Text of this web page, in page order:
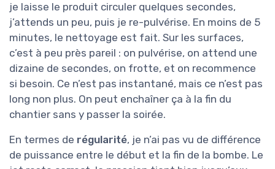
je laisse le produit circuler quelques secondes,
j’attends un peu, puis je re-pulvérise. En moins de 5
minutes, le nettoyage est fait. Sur les surfaces,
c’est à peu près pareil : on pulvérise, on attend une
dizaine de secondes, on frotte, et on recommence
si besoin. Ce n’est pas instantané, mais ce n’est pas
long non plus. On peut enchaîner ça à la fin du
chantier sans y passer la soirée.
En termes de régularité, je n’ai pas vu de différence
de puissance entre le début et la fin de la bombe. Le